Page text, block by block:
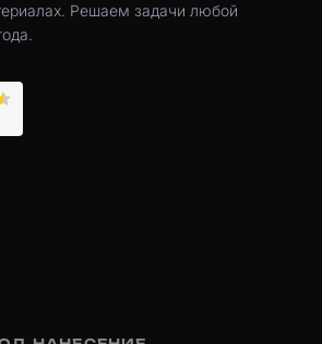
Решаем задачи любой